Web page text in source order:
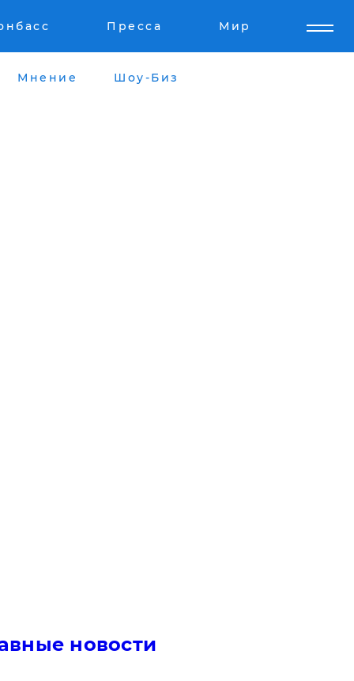
Пресса Мир
Мнение Шоу-Биз
новости